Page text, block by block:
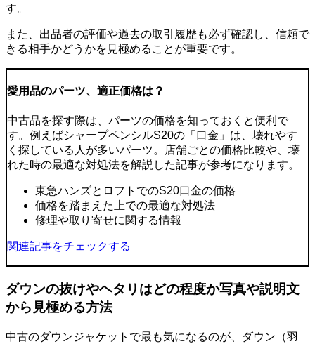
す。
また、出品者の評価や過去の取引履歴も必ず確認し、信頼で
きる相手かどうかを見極めることが重要です。
愛用品のパーツ、適正価格は？
中古品を探す際は、パーツの価格を知っておくと便利で
す。例えばシャープペンシルS20の「口金」は、壊れやす
く探している人が多いパーツ。店舗ごとの価格比較や、壊
れた時の最適な対処法を解説した記事が参考になります。
東急ハンズとロフトでのS20口金の価格
価格を踏まえた上での最適な対処法
修理や取り寄せに関する情報
関連記事をチェックする
ダウンの抜けやヘタリはどの程度か写真や説明文
から見極める方法
中古のダウンジャケットで最も気になるのが、
ダウン（羽